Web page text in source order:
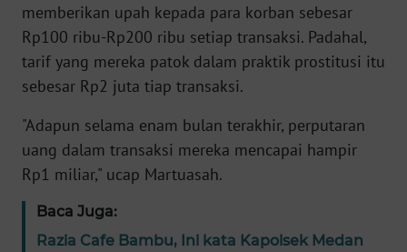
memberikan upah kepada para korban sebesar
Rp100 ribu-Rp200 ribu setiap transaksi. Padahal,
tarif yang mereka patok dalam praktik prostitusi itu
sebesar Rp2 juta tiap transaksi.
"Adapun selama enam bulan terakhir, perputaran
uang dalam transaksi mereka mencapai hampir
Rp1 miliar," ucap Martuasah.
Baca Juga:
Razia Cafe Bambu, Ini kata Kapolsek Medan
SUMUT
JAKARTA
WN
JABAR